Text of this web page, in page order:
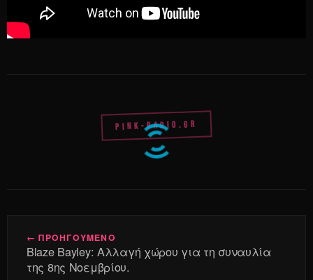
PINK-RADIO.GR
← ΠΡΟΗΓΟΥΜΕΝΟ
Blaze Bayley: Αλλαγή χώρου για τη συναυλία
της 8ης Νοεμβρίου.